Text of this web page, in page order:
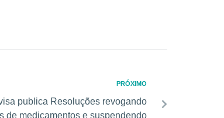
PRÓXIMO
publica Resoluções revogando
de medicamentos e suspendendo